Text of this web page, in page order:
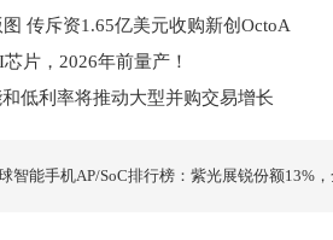
传斥资1.65亿美元收购新创OctoA
片，2026年前量产！
低利率将推动大型并购交易增长
智能手机AP/SoC排行榜：紫光展锐份额13%